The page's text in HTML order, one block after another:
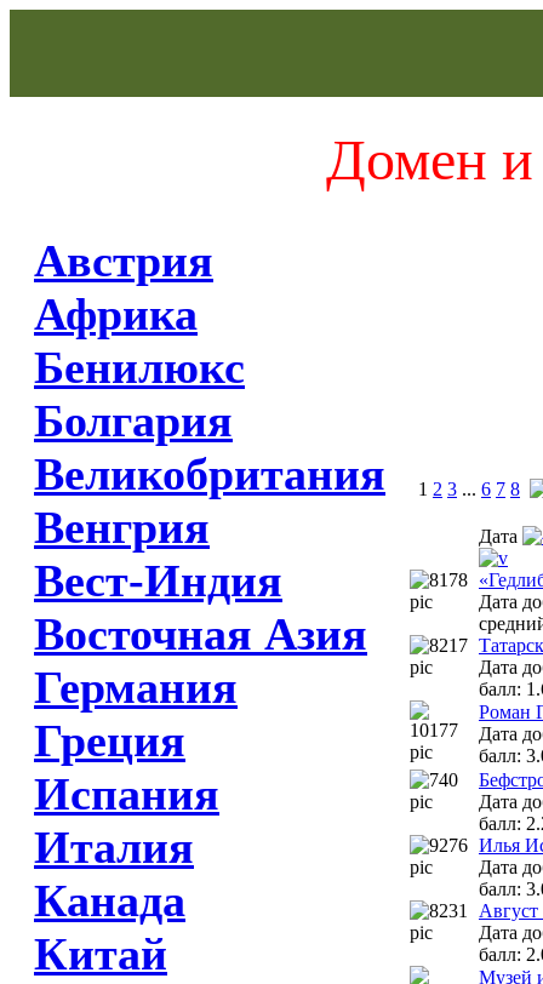
Домен и
Австрия
Африка
Бенилюкс
Болгария
Великобритания
Венгрия
Вест-Индия
Восточная Азия
Германия
Греция
Испания
Италия
Канада
Китай
1 2 3 ... 6 7 8
Дата
Дата
Дата
балл:
Роман
Дата
балл:
Дата
балл:
Илья
Дата
балл:
Дата
балл:
Музей